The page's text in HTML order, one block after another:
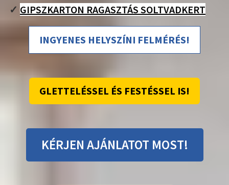
✓ GIPSZKARTON RAGASZTÁS SOLTVADKERT
INGYENES HELYSZÍNI FELMÉRÉS!
GLETTELÉSSEL ÉS FESTÉSSEL IS!
KÉRJEN AJÁNLATOT MOST!